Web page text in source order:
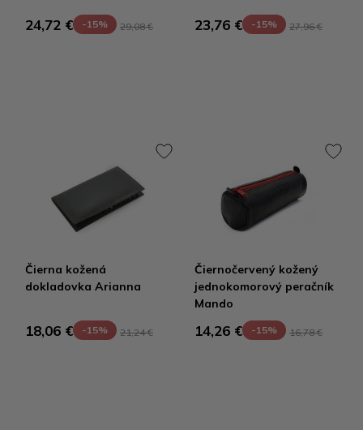
24,72 € -15% 29,08 € 23,76 € -15% 27,96 €
Čierna kožená
dokladovka Arianna
18,06 € -15% 21,24 €
Čiernočervený kožený
jednokomorový peračník
Mando
14,26 € -15% 16,78 €